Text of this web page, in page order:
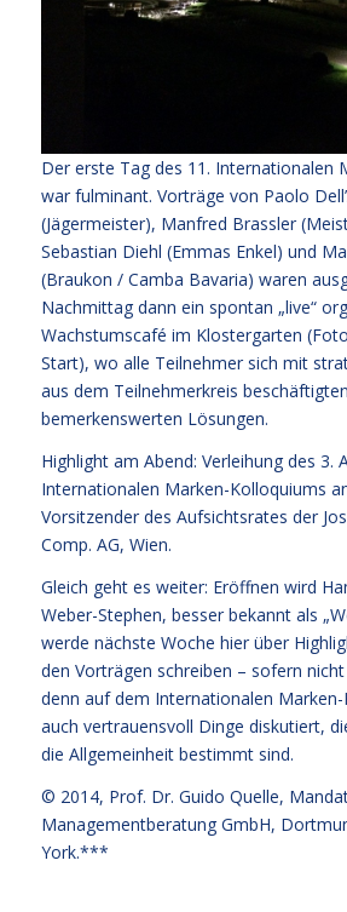
Der erste Tag des 11. Internationalen
war fulminant. Vorträge von Paolo
(Jägermeister), Manfred Brassler
Sebastian Diehl (Emmas Enkel) und
(Braukon / Camba Bavaria) waren
Nachmittag dann ein spontan „live“
Wachstumscafé im Klostergarten
Start), wo alle Teilnehmer sich mit
aus dem Teilnehmerkreis
bemerkenswerten Lösungen.
Highlight am Abend: Verleihung des 3.
Internationalen Marken-Kolloquiums
Vorsitzender des Aufsichtsrates der
Comp. AG, Wien.
Gleich geht es weiter: Eröffnen wird
Weber-Stephen, besser bekannt als
werde nächste Woche hier über
den Vorträgen schreiben – sofern nicht
denn auf dem Internationalen
auch vertrauensvoll Dinge diskutiert,
die Allgemeinheit bestimmt sind.
© 2014, Prof. Dr. Guido Quelle,
Managementberatung GmbH,
York.***